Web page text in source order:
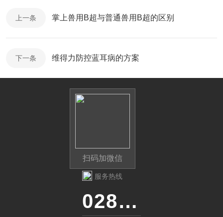
上一条 掌上兽用B超与普通兽用B超的区别
下一条 维得力防控蓝耳病的方案
扫码加微信
服务热线
028-87741718